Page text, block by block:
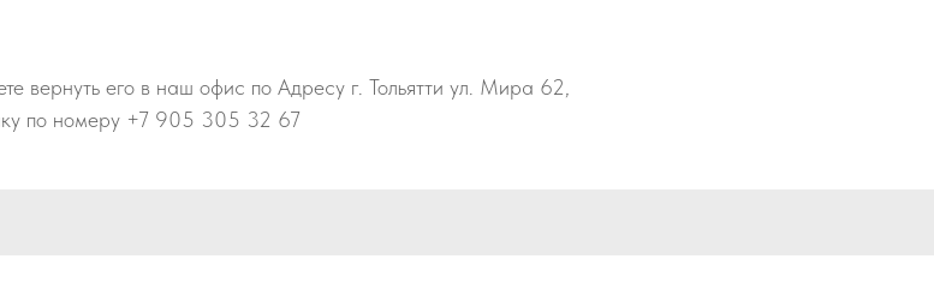
вернуть его в наш офис по Адресу г. Тольятти ул. Мира 62,
по номеру +7 905 305 32 67